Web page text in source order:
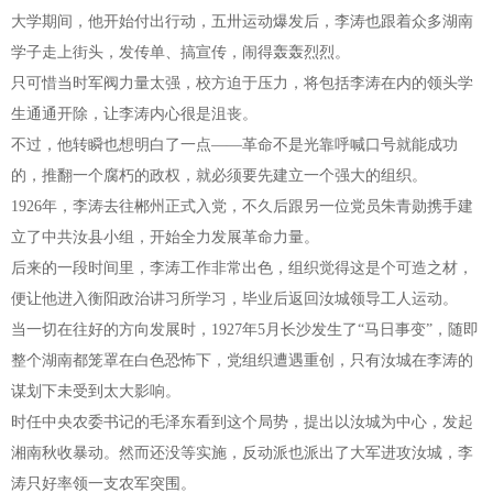
大学期间，他开始付出行动，五卅运动爆发后，李涛也跟着众多湖南
学子走上街头，发传单、搞宣传，闹得轰轰烈烈。
只可惜当时军阀力量太强，校方迫于压力，将包括李涛在内的领头学
生通通开除，让李涛内心很是沮丧。
不过，他转瞬也想明白了一点——革命不是光靠呼喊口号就能成功
的，推翻一个腐朽的政权，就必须要先建立一个强大的组织。
1926年，李涛去往郴州正式入党，不久后跟另一位党员朱青勋携手建
立了中共汝县小组，开始全力发展革命力量。
后来的一段时间里，李涛工作非常出色，组织觉得这是个可造之材，
便让他进入衡阳政治讲习所学习，毕业后返回汝城领导工人运动。
当一切在往好的方向发展时，1927年5月长沙发生了“马日事变”，随即
整个湖南都笼罩在白色恐怖下，党组织遭遇重创，只有汝城在李涛的
谋划下未受到太大影响。
时任中央农委书记的毛泽东看到这个局势，提出以汝城为中心，发起
湘南秋收暴动。然而还没等实施，反动派也派出了大军进攻汝城，李
涛只好率领一支农军突围。